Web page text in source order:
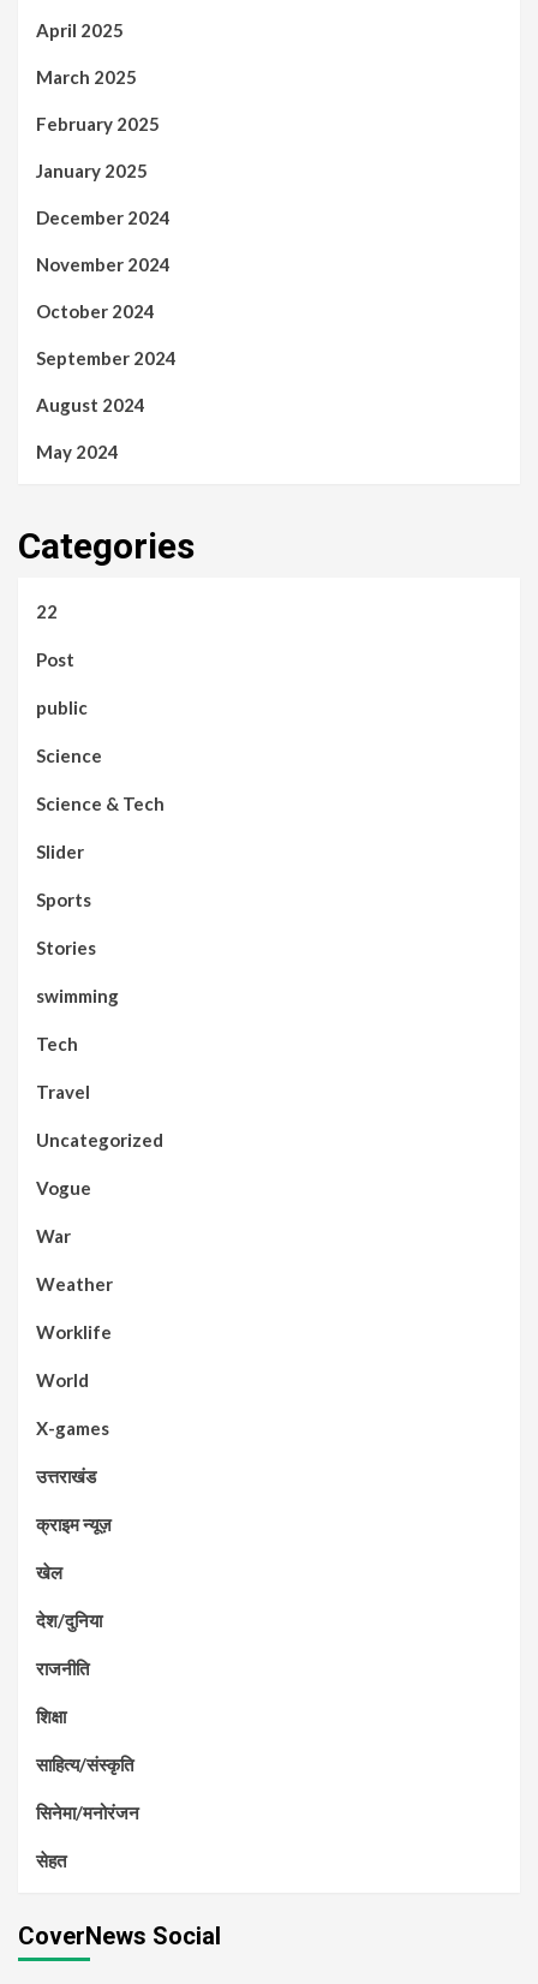
April 2025
March 2025
February 2025
January 2025
December 2024
November 2024
October 2024
September 2024
August 2024
May 2024
Categories
22
Post
public
Science
Science & Tech
Slider
Sports
Stories
swimming
Tech
Travel
Uncategorized
Vogue
War
Weather
Worklife
World
X-games
उत्तराखंड
क्राइम न्यूज़
खेल
देश/दुनिया
राजनीति
शिक्षा
साहित्य/संस्कृति
सिनेमा/मनोरंजन
सेहत
CoverNews Social